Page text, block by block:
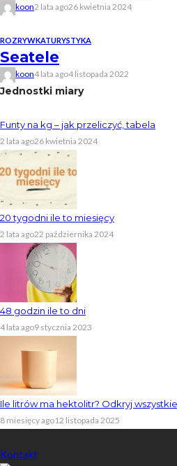
koon2 lata ago26 kwietnia 2024
ROZRYWKATURYSTYKA
Seatele
koon4 lata ago4 listopada 2022
Jednostki miary
Funty na kg – jak przeliczyć, tabela
2 lata ago26 kwietnia 2024
20 tygodni ile to miesięcy
2 lata ago22 października 2024
48 godzin ile to dni
4 lata ago9 stycznia 2023
Ile litrów ma hektolitr? Odkryj
8 miesięcy ago12 listopada 2025
Kontakt